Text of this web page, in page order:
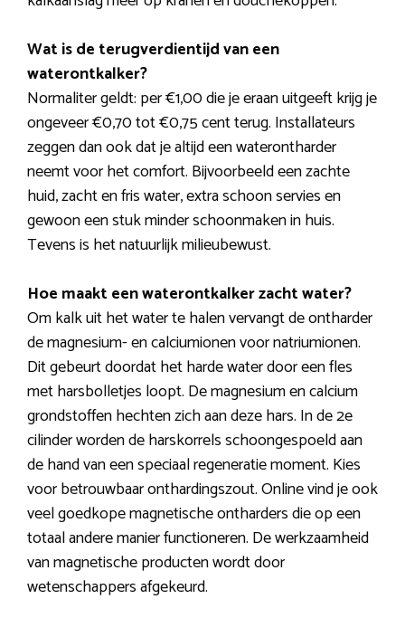
Wat is de terugverdientijd van een
waterontkalker?
Normaliter geldt: per €1,00 die je eraan uitgeeft krijg je
ongeveer €0,70 tot €0,75 cent terug. Installateurs
zeggen dan ook dat je altijd een waterontharder
neemt voor het comfort. Bijvoorbeeld een zachte
huid, zacht en fris water, extra schoon servies en
gewoon een stuk minder schoonmaken in huis.
Tevens is het natuurlijk milieubewust.
Hoe maakt een waterontkalker zacht water?
Om kalk uit het water te halen vervangt de ontharder
de magnesium- en calciumionen voor natriumionen.
Dit gebeurt doordat het harde water door een fles
met harsbolletjes loopt. De magnesium en calcium
grondstoffen hechten zich aan deze hars. In de 2e
cilinder worden de harskorrels schoongespoeld aan
de hand van een speciaal regeneratie moment. Kies
voor betrouwbaar onthardingszout. Online vind je ook
veel goedkope magnetische ontharders die op een
totaal andere manier functioneren. De werkzaamheid
van magnetische producten wordt door
wetenschappers afgekeurd.